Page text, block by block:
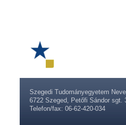
Szegedi Tudományegyetem
6722 Szeged, Petőfi Sándor sgt.
Telefon/fax: 06-62-420-034